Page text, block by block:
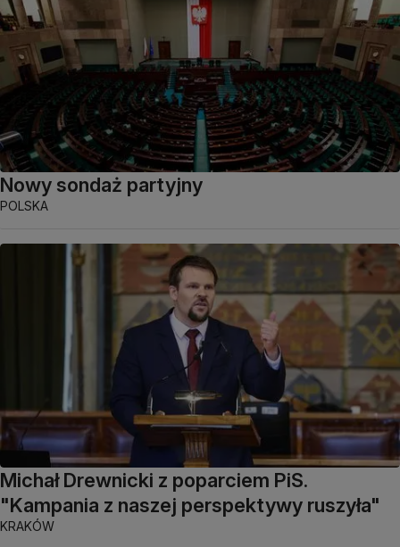
Nowy sondaż partyjny
POLSKA
Michał Drewnicki z poparciem PiS.
"Kampania z naszej perspektywy ruszyła"
KRAKÓW